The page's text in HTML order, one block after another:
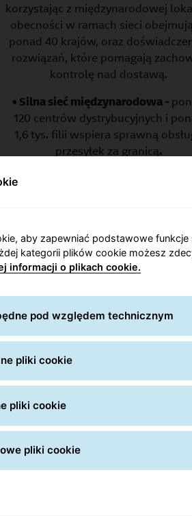
korzystając z międzynarodowej
obecności w ramach sieci
ponad 40 krajów, oraz
rozwiązań, które pomagają
kontrolę nad dostawą.
• Silna sieć międzynarodowa -
120 centrów dystrybucyjnych i
1,6 tys. filii wspiera sprawną
przesyłek za granicą.
odbiorców.
• Jeden standard obsługi -
na kolejnych etapach procesu.
formalności i dostęp do informacji
statusie przesyłki ułatwia
dostawą od nadania do doręczenia
aby zapewniać podstawowe
kategorii plików cookie możesz
informacji o plikach cookie.
pod względem technicznym
pliki cookie
pliki cookie
pliki cookie